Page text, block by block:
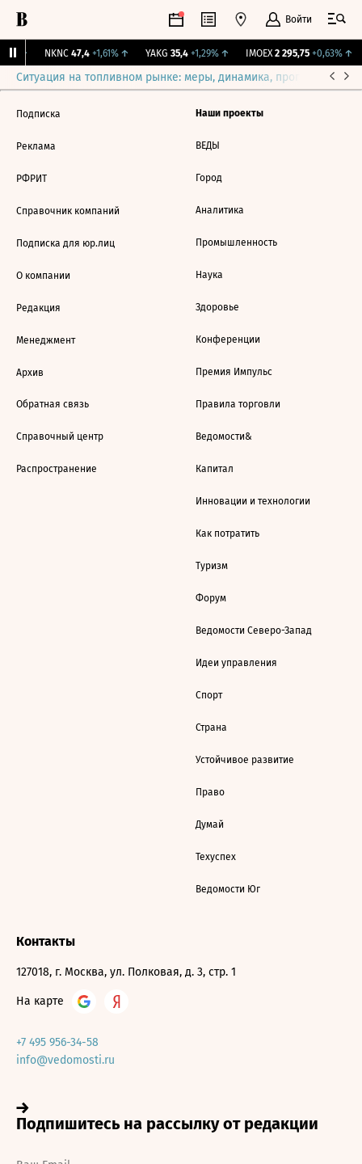
Войти
NKNC 47,4 +1,61%↑ YAKG 35,4 +1,29%↑ IMOEX 2 295,75 +0,63%↑
Ситуация на топливном рынке: меры, динамика, прогнозы
Подписка
Реклама
РФРИТ
Справочник компаний
Подписка для юр.лиц
О компании
Редакция
Менеджмент
Архив
Обратная связь
Справочный центр
Распространение
Наши проекты
ВЕДЫ
Город
Аналитика
Промышленность
Наука
Здоровье
Конференции
Премия Импульс
Правила торговли
Ведомости&
Капитал
Инновации и технологии
Как потратить
Туризм
Форум
Ведомости Северо-Запад
Идеи управления
Спорт
Страна
Устойчивое развитие
Право
Думай
Техуспех
Ведомости Юг
Контакты
127018, г. Москва, ул. Полковая, д. 3, стр. 1
На карте
+7 495 956-34-58
info@vedomosti.ru